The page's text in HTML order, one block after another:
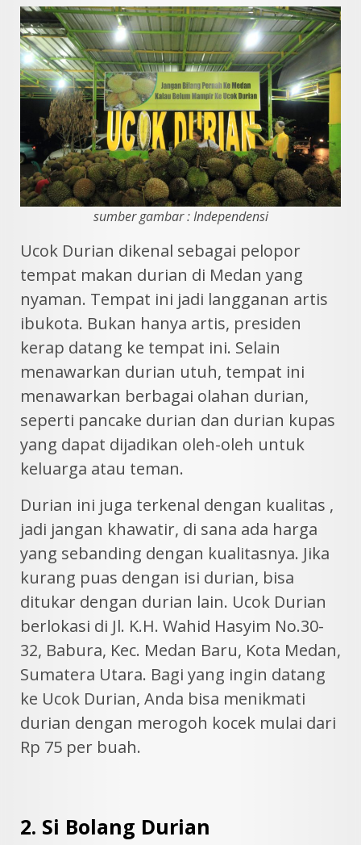
sumber gambar : Independensi
Ucok Durian dikenal sebagai pelopor
tempat makan durian di Medan yang
nyaman. Tempat ini jadi langganan artis
ibukota. Bukan hanya artis, presiden
kerap datang ke tempat ini. Selain
menawarkan durian utuh, tempat ini
menawarkan berbagai olahan durian,
seperti pancake durian dan durian kupas
yang dapat dijadikan oleh-oleh untuk
keluarga atau teman.
Durian ini juga terkenal dengan kualitas ,
jadi jangan khawatir, di sana ada harga
yang sebanding dengan kualitasnya. Jika
kurang puas dengan isi durian, bisa
ditukar dengan durian lain. Ucok Durian
berlokasi di Jl. K.H. Wahid Hasyim No.30-
32, Babura, Kec. Medan Baru, Kota Medan,
Sumatera Utara. Bagi yang ingin datang
ke Ucok Durian, Anda bisa menikmati
durian dengan merogoh kocek mulai dari
Rp 75 per buah.
2. Si Bolang Durian